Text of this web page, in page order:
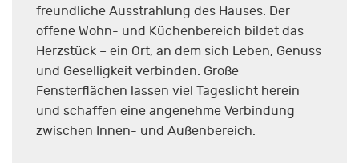
freundliche Ausstrahlung des Hauses. Der
offene Wohn- und Küchenbereich bildet das
Herzstück – ein Ort, an dem sich Leben, Genuss
und Geselligkeit verbinden. Große
Fensterflächen lassen viel Tageslicht herein
und schaffen eine angenehme Verbindung
zwischen Innen- und Außenbereich.